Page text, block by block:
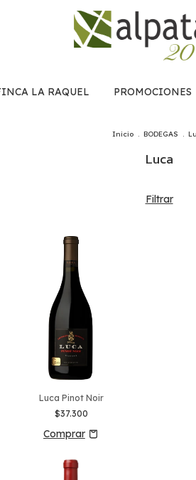
LA RAQUEL PROMOCIONES
Inicio . BODEGAS .
Luca
Filtrar
Luca Pinot Noir
$37.300